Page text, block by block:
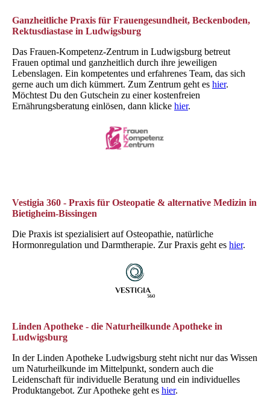
Ganzheitliche Praxis für Frauengesundheit, Beckenboden,
Rektusdiastase in Ludwigsburg
Das Frauen-Kompetenz-Zentrum in Ludwigsburg betreut
Frauen optimal und ganzheitlich durch ihre jeweiligen
Lebenslagen. Ein kompetentes und erfahrenes Team, das sich
gerne auch um dich kümmert. Zum Zentrum geht es hier.
Möchtest Du den Gutschein zu einer kostenfreien
Ernährungsberatung einlösen, dann klicke hier.
Vestigia 360 - Praxis für Osteopatie & alternative Medizin in
Bietigheim-Bissingen
Die Praxis ist spezialisiert auf Osteopathie, natürliche
Hormonregulation und Darmtherapie. Zur Praxis geht es hier.
Linden Apotheke - die Naturheilkunde Apotheke in
Ludwigsburg
In der Linden Apotheke Ludwigsburg steht nicht nur das Wissen
um Naturheilkunde im Mittelpunkt, sondern auch die
Leidenschaft für individuelle Beratung und ein individuelles
Produktangebot. Zur Apotheke geht es hier.